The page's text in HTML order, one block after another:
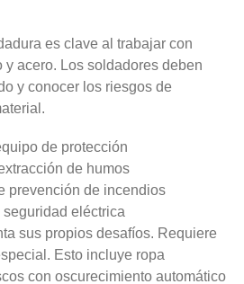
es clave al trabajar con
y acero. Los soldadores deben
y conocer los riesgos de
de protección
de humos
prevención de incendios
eléctrica
sus propios desafíos. Requiere
Esto incluye ropa
con oscurecimiento automático